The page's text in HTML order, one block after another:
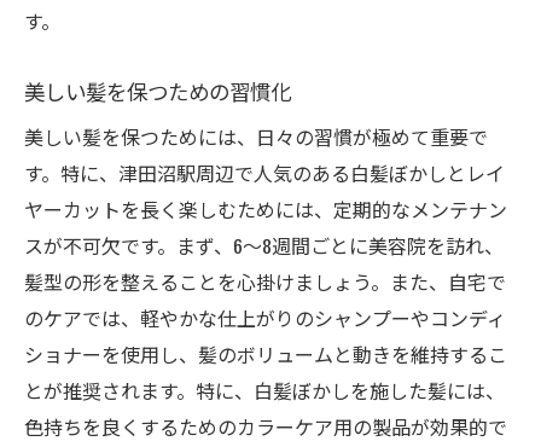
す。
美しい髪を保つための習慣化
美しい髪を保つためには、日々の習慣が極めて重要で
す。特に、津田沼駅周辺で人気のある白髪ぼかしとレイ
ヤーカットを長く楽しむためには、定期的なメンテナン
スが不可欠です。まず、6〜8週間ごとに美容院を訪れ、
髪型の形を整えることを心掛けましょう。また、自宅で
のケアでは、軽やかな仕上がりのシャンプーやコンディ
ショナーを使用し、髪のボリュームと動きを維持するこ
とが推奨されます。特に、白髪ぼかしを施した髪には、
色持ちを良くするためのカラーケア用の製品が効果的で